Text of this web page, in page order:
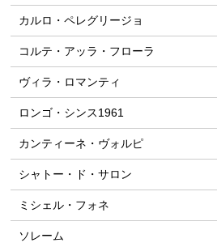
カルロ・ペレグリージョ
コルテ・アッラ・フローラ
ヴィラ・ロマンティ
ロンゴ・シンス1961
カンティーネ・ヴォルピ
シャトー・ド・サロン
ミシェル・フォネ
ソレーム